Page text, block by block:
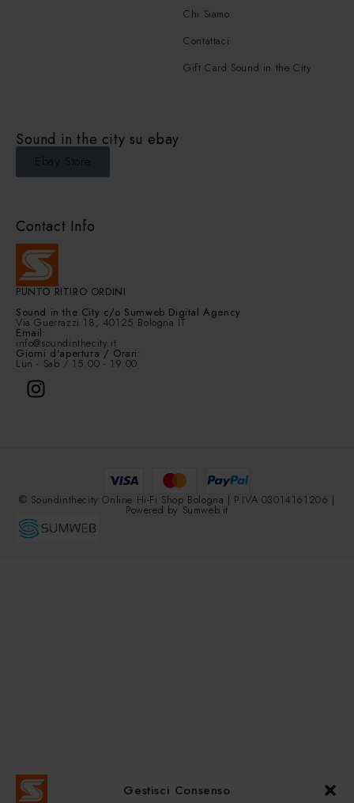
Gestisci Consenso
Contact Info
PUNTO RITIRO ORDINI
Sound in the City c/o Sumweb Digital Agency
Via Guerrazzi 18, 40125 Bologna IT
Email:
info@soundinthecity.it
Giorni d'apertura / Orari:
Lun - Sab / 15:00 - 19:00
Chi Siamo
Contattaci
Gift Card Sound in the City
Sound in the city su ebay
Ebay Store
© Soundinthecity Online Hi-Fi Shop Bologna | P.IVA 03014161206 |
Powered by Sumweb.it